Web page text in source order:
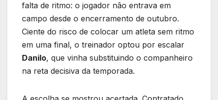
falta de ritmo: o jogador não entrava em
campo desde o encerramento de outubro.
Ciente do risco de colocar um atleta sem ritmo
em uma final, o treinador optou por escalar
Danilo, que vinha substituindo o companheiro
na reta decisiva da temporada.